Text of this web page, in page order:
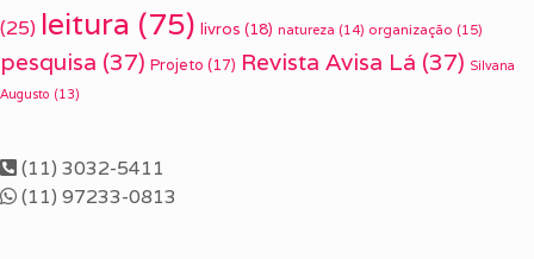
(25) leitura (75) livros (18) natureza (14) organização (15)
pesquisa (37) Projeto (17) Revista Avisa Lá (37) Silvana
Augusto (13)
(11) 3032-5411
(11) 97233-0813